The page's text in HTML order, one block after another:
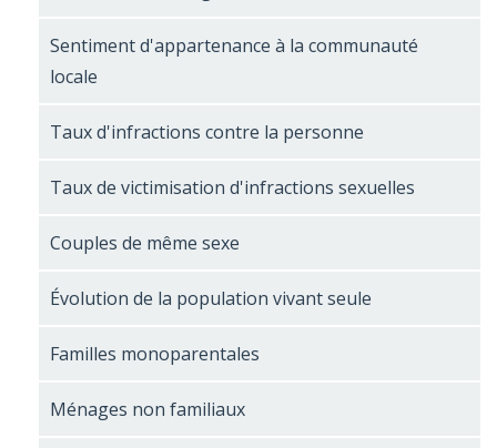
Sentiment d'appartenance à la communauté
locale
Taux d'infractions contre la personne
Taux de victimisation d'infractions sexuelles
Couples de même sexe
Évolution de la population vivant seule
Familles monoparentales
Ménages non familiaux